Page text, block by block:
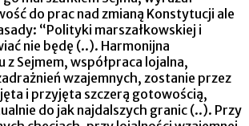
do prac nad zmianą Konstytucji ale
“Polityki marszałkowskiej i
nie będę (..). Harmonijna
z Sejmem, współpraca lojalna,
wzajemnych, zostanie przez
i przyjęta szczerą gotowością,
do jak najdalszych granic (..). Przy